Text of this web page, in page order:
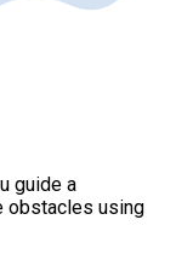
guide a
obstacles using